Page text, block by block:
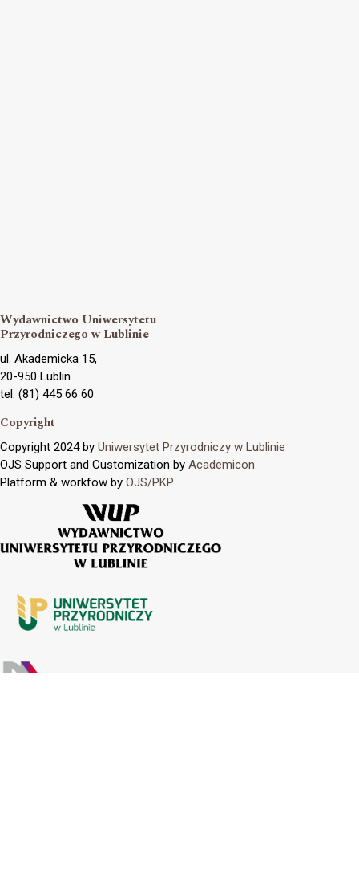
Wydawnictwo Uniwersytetu
Przyrodniczego w Lublinie
ul. Akademicka 15,
20-950 Lublin
tel. (81) 445 66 60
Copyright
Copyright 2024 by Uniwersytet Przyrodniczy w Lublinie
OJS Support and Customization by Academicon
Platform & workfow by OJS/PKP